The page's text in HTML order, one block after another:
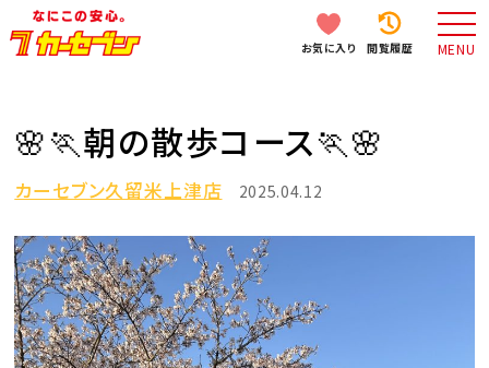
お気に入り 閲覧履歴 MENU
🌸🏃朝の散歩コース🏃🌸
カーセブン久留米上津店 2025.04.12